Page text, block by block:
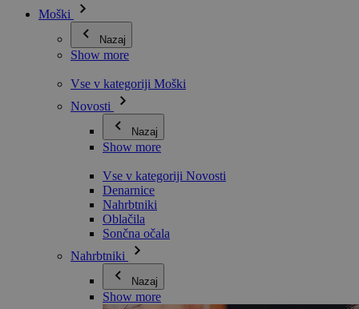
Moški
Nazaj
Show more
Vse v kategoriji Moški
Novosti
Nazaj
Show more
Vse v kategoriji Novosti
Denarnice
Nahrbtniki
Oblačila
Sončna očala
Nahrbtniki
Nazaj
Show more